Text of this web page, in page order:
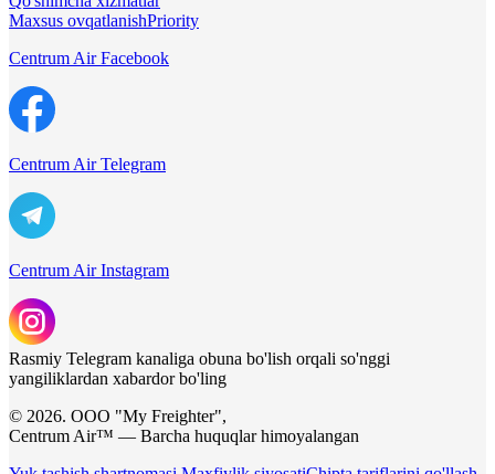
Maxsus ovqatlanishPriority
Centrum Air Facebook
Centrum Air Telegram
Centrum Air Instagram
Rasmiy Telegram kanaliga obuna bo'lish orqali so'nggi
yangiliklardan xabardor bo'ling
© 2026. ООО "My Freighter",
Centrum Air™ — Barcha huquqlar himoyalangan